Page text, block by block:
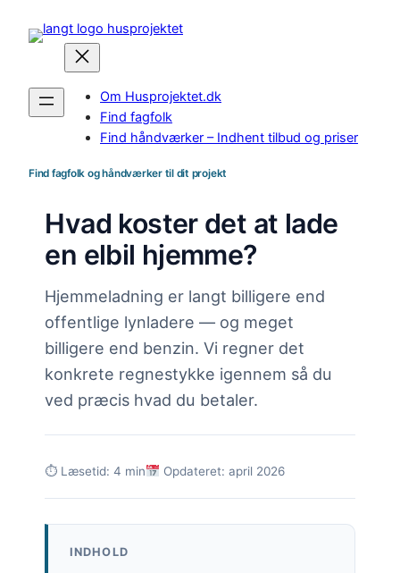
Om Husprojektet.dk
Find fagfolk
Find håndværker – Indhent tilbud og priser
Find fagfolk og håndværker til dit projekt
Hvad koster det at lade
en elbil hjemme?
Hjemmeladning er langt billigere end
offentlige lynladere — og meget
billigere end benzin. Vi regner det
konkrete regnestykke igennem så du
ved præcis hvad du betaler.
⏱ Læsetid: 4 min Opdateret: april 2026
INDHOLD